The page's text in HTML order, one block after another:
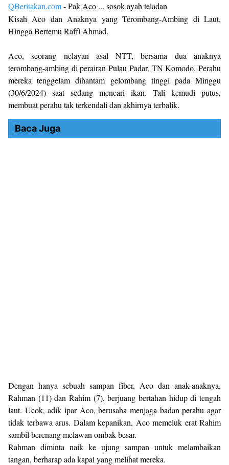
QBeritakan.com- Pak Aco ... sosok ayah teladan
Kisah Aco dan Anaknya yang Terombang-Ambing di Laut,
Hingga Bertemu Raffi Ahmad.
Aco, seorang nelayan asal NTT, bersama dua anaknya
terombang-ambing di perairan Pulau Padar, TN Komodo. Perahu
mereka tenggelam dihantam gelombang tinggi pada Minggu
(30/6/2024) saat sedang mencari ikan. Tali kemudi putus,
membuat perahu tak terkendali dan akhirnya terbalik.
Baca Juga
Dengan hanya sebuah sampan fiber, Aco dan anak-anaknya,
Rahman (11) dan Rahim (7), berjuang bertahan hidup di tengah
laut. Ucok, adik ipar Aco, berusaha menjaga badan perahu agar
tidak terbawa arus. Dalam kepanikan, Aco memeluk erat Rahim
sambil berenang melawan ombak besar.
Rahman diminta naik ke ujung sampan untuk melambaikan
tangan, berharap ada kapal yang melihat mereka.